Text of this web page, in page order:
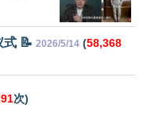
式 📝 2026/5/14 (58,368
次)